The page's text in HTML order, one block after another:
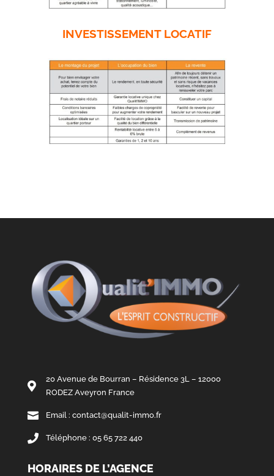
INVESTISSEMENT LOCATIF

20 Avenue de Bourran – Résidence 3L – 12000
RODEZ Aveyron France
 Email : contact@qualit-immo.fr
 Téléphone : 05 65 722 440
HORAIRES DE L’AGENCE